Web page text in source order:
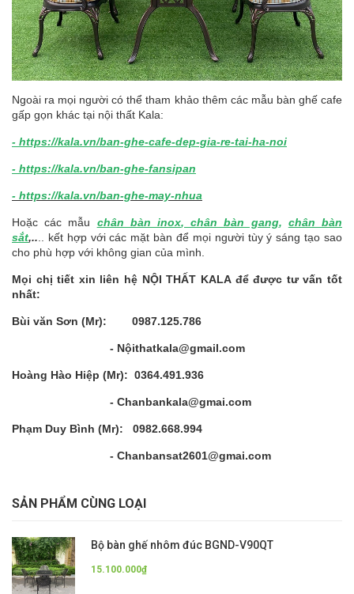
Ngoài ra mọi người có thể tham khảo thêm các mẫu bàn ghế cafe
gấp gọn khác tại nội thất Kala:
- https://kala.vn/ban-ghe-cafe-dep-gia-re-tai-ha-noi
- https://kala.vn/ban-ghe-fansipan
- https://kala.vn/ban-ghe-may-nhua
Hoặc các mẫu chân bàn inox, chân bàn gang, chân bàn
sắt,.. .. kết hợp với các mặt bàn để mọi người tùy ý sáng tạo sao
cho phù hợp với không gian của mình.
Mọi chị tiết xin liên hệ NỘI THẤT KALA để được tư vấn tốt
nhất:
Bùi văn Sơn (Mr): 0987.125.786
- Nộithatkala@gmail.com
Hoàng Hào Hiệp (Mr): 0364.491.936
- Chanbankala@gmai.com
Phạm Duy Bình (Mr): 0982.668.994
- Chanbansat2601@gmai.com
SẢN PHẨM CÙNG LOẠI
Bộ bàn ghế nhôm đúc BGND-V90QT
15.100.000₫